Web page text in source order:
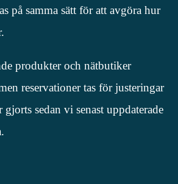
på samma sätt för att avgöra hur
produkter och nätbutiker
reservationer tas för justeringar
sedan vi senast uppdaterade